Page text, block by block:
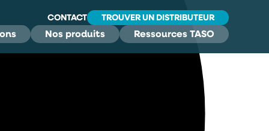
CONTACT TROUVER UN DISTRIBUTEUR
Nos produits Ressources TASO